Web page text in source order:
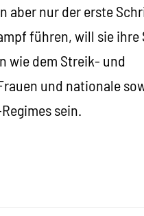
aber nur der erste
führen, will sie
wie dem Streik- und
und nationale
sein.